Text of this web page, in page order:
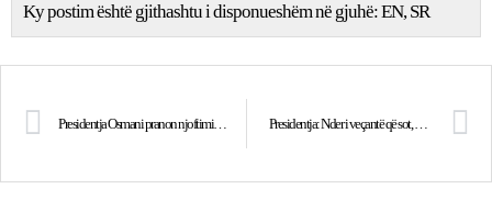
Ky postim është gjithashtu i disponueshëm në gjuhë:EN SR
Presidentja Osmani pranon njoftimin zyrtar nga SHBA për vijimin e Kompaktit të MCC-së